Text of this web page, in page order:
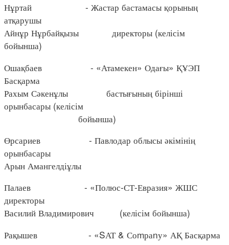
Нұртай - Жастар бастамасы қорының
атқарушы
Айнұр Нұрбайқызы директоры (келісім
бойынша)
Ошақбаев - «Атамекен» Одағы» ҚҰЭП
Басқарма
Рахым Сәкенұлы бастығының бірінші
орынбасары (келісім
бойынша)
Өрсариев - Павлодар облысы әкімінің
орынбасары
Арын Амангелдіұлы
Палаев - «Полюс-СТ-Евразия» ЖШС
директоры
Василий Владимирович (келісім бойынша)
Рақышев - «SАТ & Соmраnу» АҚ Басқарма